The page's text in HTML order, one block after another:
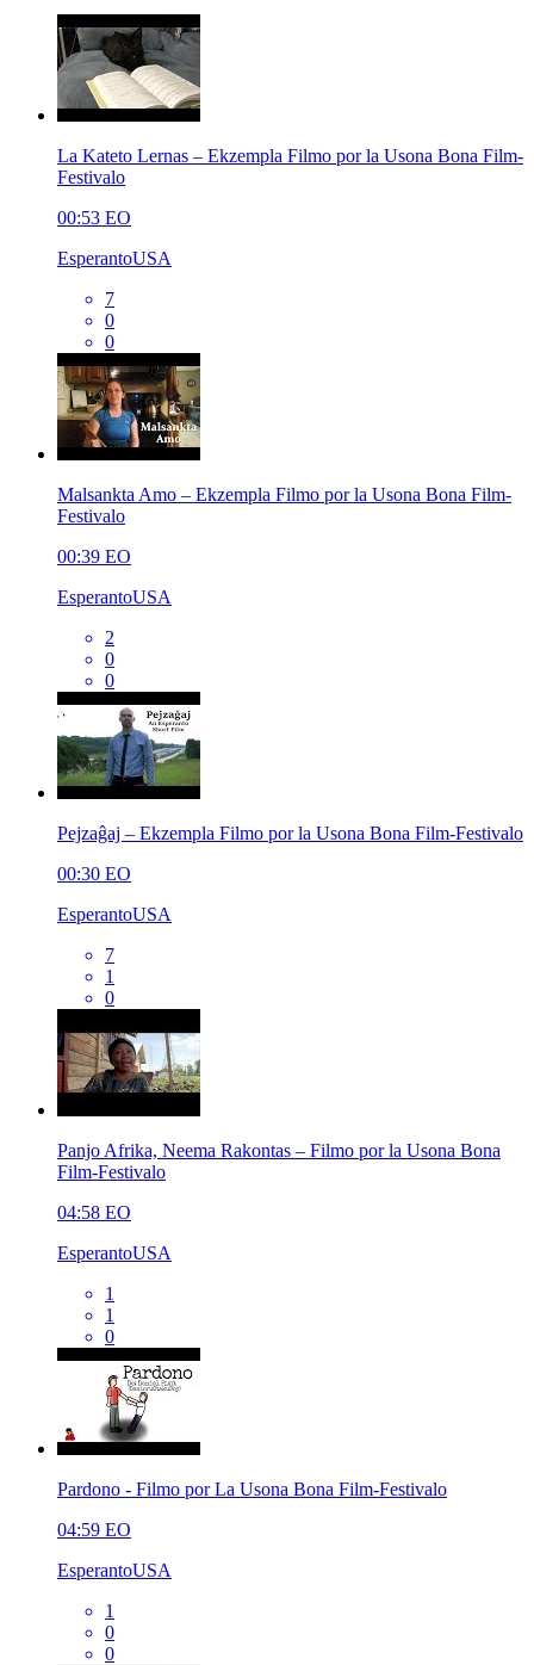
La Kateto Lernas – Ekzempla Filmo por la Usona Bona Film-
Festivalo
00:53 EO
EsperantoUSA
7
0
0
Malsankta Amo – Ekzempla Filmo por la Usona Bona Film-
Festivalo
00:39 EO
EsperantoUSA
2
0
0
Pejzaĝaj – Ekzempla Filmo por la Usona Bona Film-Festivalo
00:30 EO
EsperantoUSA
7
1
0
Panjo Afrika, Neema Rakontas – Filmo por la Usona Bona
Film-Festivalo
04:58 EO
EsperantoUSA
1
1
0
Pardono - Filmo por La Usona Bona Film-Festivalo
04:59 EO
EsperantoUSA
1
0
0